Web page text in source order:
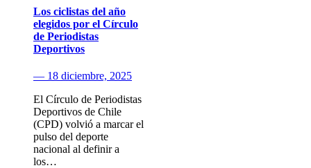
Los ciclistas del año
elegidos por el Círculo
de Periodistas
Deportivos
— 18 diciembre, 2025
El Círculo de Periodistas
Deportivos de Chile
(CPD) volvió a marcar el
pulso del deporte
nacional al definir a
los…